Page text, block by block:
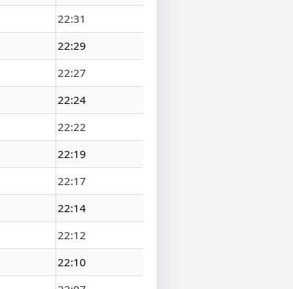
22:31
22:29
22:27
22:24
22:22
22:19
22:17
22:14
22:12
22:10